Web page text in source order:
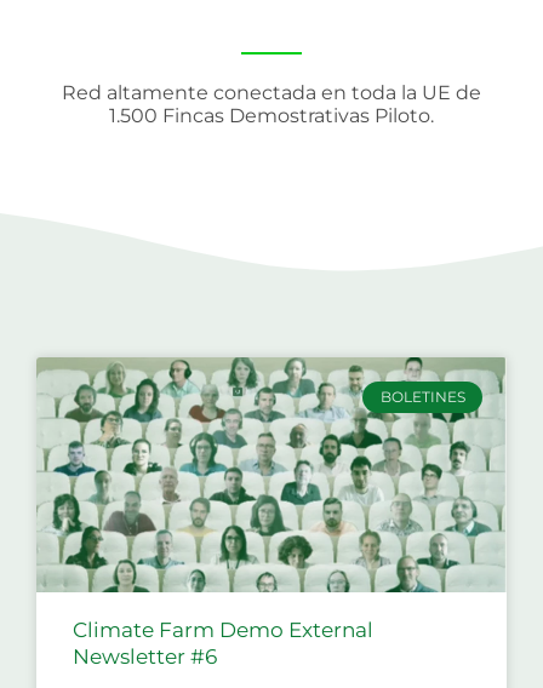
Red altamente conectada en toda la UE de
1.500 Fincas Demostrativas Piloto.
BOLETINES
Climate Farm Demo External
Newsletter #6